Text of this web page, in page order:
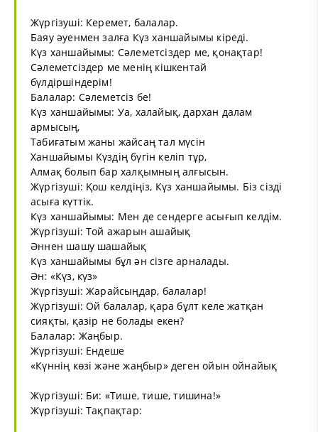
Жүргізуші: Керемет, балалар.
Баяу әуенмен залға Күз ханшайымы кіреді.
Күз ханшайымы: Сәлеметсіздер ме, қонақтар!
Сәлеметсіздер ме менің кішкентай
бүлдіршіндерім!
Балалар: Сәлеметсіз бе!
Күз ханшайымы: Уа, халайық, дархан далам
армысың,
Табиғатым жаны жайсаң тал мүсін
Ханшайымы Күздің бүгін келіп тұр,
Алмақ болып бар халқымның алғысын.
Жүргізуші: Қош келдіңіз, Күз ханшайымы. Біз сізді
асыға күттік.
Күз ханшайымы: Мен де сендерге асығып келдім.
Жүргізуші: Той ажарын ашайық
Әннен шашу шашайық
Күз ханшайымы бұл ән сізге арналады.
Ән: «Күз, күз»
Жүргізуші: Жарайсыңдар, балалар!
Жүргізуші: Ой балалар, қара бұлт келе жатқан
сияқты, қазір не болады екен?
Балалар: Жаңбыр.
Жүргізуші: Ендеше
«Күннің көзі және жаңбыр» деген ойын ойнайық
Жүргізуші: Би: «Тише, тише, тишина!»
Жүргізуші: Тақпақтар: